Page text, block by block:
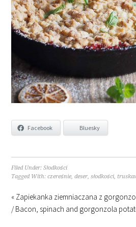
Facebook Bluesky
Filed Under:Słodkości
Tagged With:czereśnie,deser,słodkości,
« Zapiekanka ziemniaczana z
/ Bacon, spinach and gorgonzola